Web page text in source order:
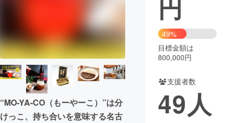
CAMPFIRE for Social Good
CAMPFIRE Creation
CAMPFIREふるさと納税
コミュニティ
“MO-YA-CO（もーやーこ）”は分
けっこ、持ち合いを意味する名古
円
49%
目標金額は
800,000円
支援者数
49人